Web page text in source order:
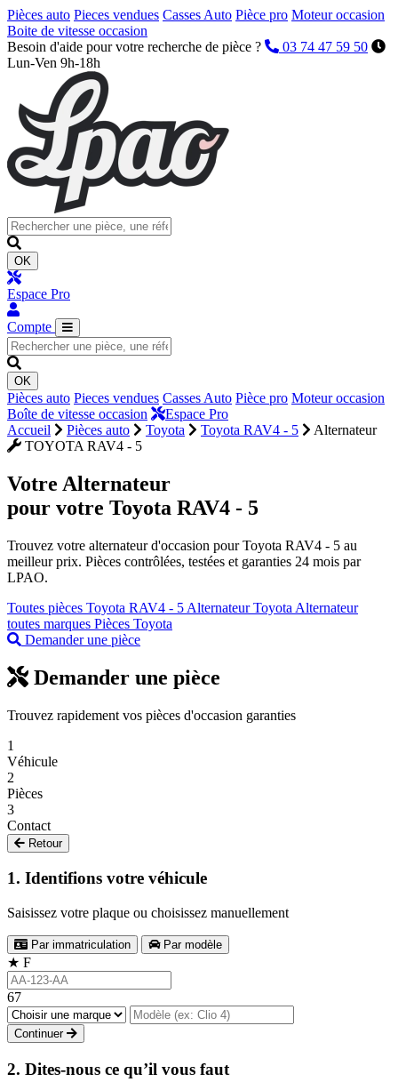
Pièces auto Pieces vendues Casses Auto Pièce pro Moteur occasion
Boite de vitesse occasion
Besoin d'aide pour votre recherche de pièce ?
03 74 47 59 50
Lun-Ven 9h-18h
OK
Espace Pro
Compte
OK
Pièces auto Pieces vendues Casses Auto Pièce pro Moteur occasion
Boîte de vitesse occasion
Espace Pro
Accueil
Pièces auto Toyota Toyota RAV4 - 5
Alternateur
TOYOTA RAV4 - 5
Votre Alternateur
pour votre Toyota RAV4 - 5
Trouvez votre alternateur d'occasion pour Toyota RAV4 - 5 au
meilleur prix. Pièces contrôlées, testées et garanties 24 mois par
LPAO.
Toutes pièces Toyota RAV4 - 5 Alternateur Toyota Alternateur
toutes marques Pièces Toyota
Demander une pièce
Demander une pièce
Trouvez rapidement vos pièces d'occasion garanties
1
Véhicule
2
Pièces
3
Contact
Retour
1. Identifions votre véhicule
Saisissez votre plaque ou choisissez manuellement
Par immatriculation Par modèle
★ F
67
Continuer
2. Dites-nous ce qu’il vous faut